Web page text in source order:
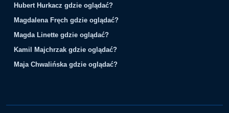
Hubert Hurkacz gdzie oglądać?
Magdalena Fręch gdzie oglądać?
Magda Linette gdzie oglądać?
Kamil Majchrzak gdzie oglądać?
Maja Chwalińska gdzie oglądać?